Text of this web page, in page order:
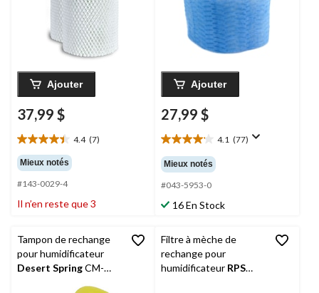
Ajouter
37,99 $
4.4 (7)
4.4
étoile(s)
sur
5.
7
Mieux notés
#143-0029-4
Il n’en reste que 3
Ajouter
27,99 $
4.1 (77)
4.1
étoile(s)
sur
5.
77
évaluations
Mieux notés
#043-5953-0
16 En Stock
Tampon de rechange
pour humidificateur
Desert SpringCM-
Filtre à mèche de
rechange pour
humidificateur RPS